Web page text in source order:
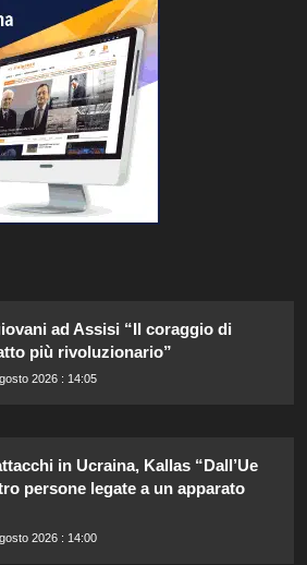
ad Assisi “Il coraggio di
più rivoluzionario”
2026 : 14:05
in Ucraina, Kallas “Dall’Ue
persone legate a un apparato
2026 : 14:00